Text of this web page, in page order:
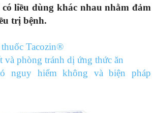
có liều dùng khác nhau nhằm đảm
trị bệnh.
Tacozin®
và phòng tránh dị ứng thức ăn
nguy hiểm không và biện pháp